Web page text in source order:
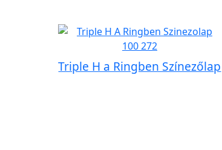
Triple H a Ringben Színezőlap